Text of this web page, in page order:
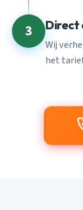
3 Direct
Wij
het